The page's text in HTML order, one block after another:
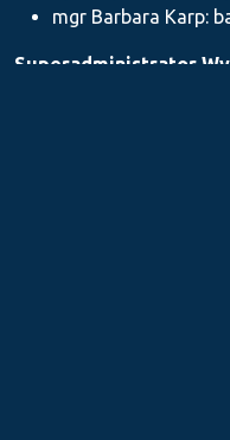
mgr Barbara Karp:
Superadministrator